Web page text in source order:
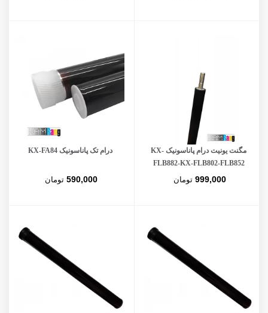
مگنت یونیت درام پاناسونیک KX-
FLB882-KX-FLB802-FLB852
999,000 تومان
درام تک پاناسونیک KX-FA84
590,000 تومان